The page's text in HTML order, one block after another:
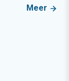
Meer